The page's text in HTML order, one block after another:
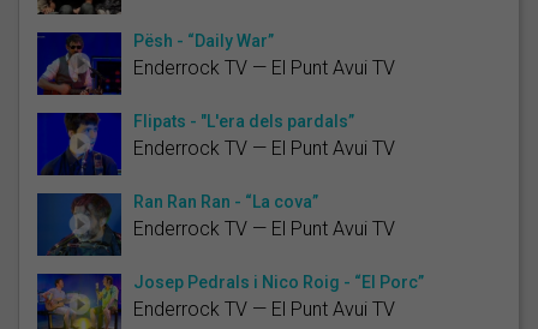
Pësh - “Daily War”
Enderrock TV — El Punt Avui TV
Flipats - "L'era dels pardals”
Enderrock TV — El Punt Avui TV
Ran Ran Ran - “La cova”
Enderrock TV — El Punt Avui TV
Josep Pedrals i Nico Roig - “El Porc”
Enderrock TV — El Punt Avui TV